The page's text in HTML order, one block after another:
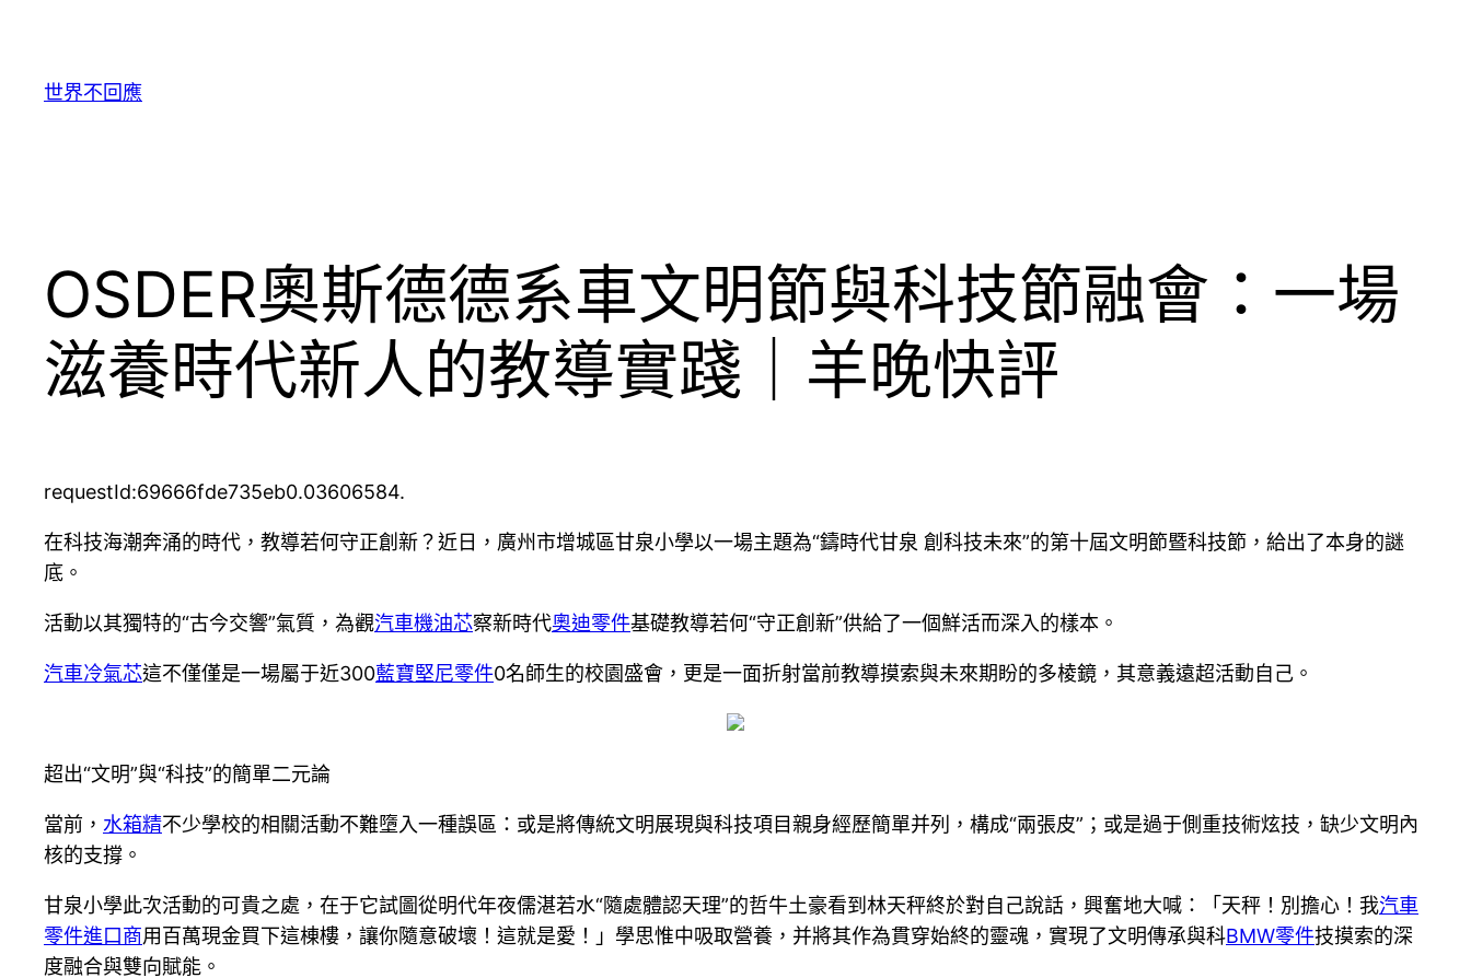
世界不回應
OSDER奧斯德德系車文明節與科技節融會：一場
滋養時代新人的教導實踐｜羊晚快評
requestId:69666fde735eb0.03606584.
在科技海潮奔涌的時代，教導若何守正創新？近日，廣州市增城區甘泉小學以一場主題為“鑄時代甘泉 創科技未來”的第十屆文明節暨科技節，給出了本身的謎
底。
活動以其獨特的“古今交響”氣質，為觀汽車機油芯察新時代奧迪零件基礎教導若何“守正創新”供給了一個鮮活而深入的樣本。
汽車冷氣芯這不僅僅是一場屬于近300藍寶堅尼零件0名師生的校園盛會，更是一面折射當前教導摸索與未來期盼的多棱鏡，其意義遠超活動自己。
超出“文明”與“科技”的簡單二元論
當前， 水箱精不少學校的相關活動不難墮入一種誤區：或是將傳統文明展現與科技項目親身經歷簡單并列，構成“兩張皮”；或是過于側重技術炫技，缺少文明內
核的支撐。
甘泉小學此次活動的可貴之處，在于它試圖從明代年夜儒湛若水“隨處體認天理”的哲牛土豪看到林天秤終於對自己說話，興奮地大喊：「天秤！別擔心！我汽車
零件進口商用百萬現金買下這棟樓，讓你隨意破壞！這就是愛！」學思惟中吸取營養，并將其作為貫穿始終的靈魂，實現了文明傳承與科BMW零件技摸索的深
度融合與雙向賦能。